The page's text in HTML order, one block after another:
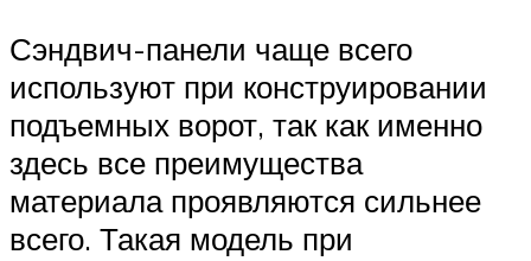
Сэндвич-панели чаще всего
используют при конструировании
подъемных ворот, так как именно
здесь все преимущества
материала проявляются сильнее
всего. Такая модель при